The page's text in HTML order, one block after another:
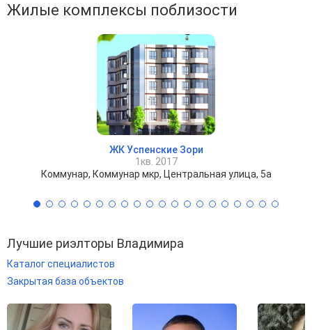
Жилые комплексы поблизости
ЖК Успенские Зори
1кв. 2017
Коммунар, Коммунар мкр, Центральная улица, 5а
Лучшие риэлторы Владимира
Каталог специалистов
Закрытая база объектов